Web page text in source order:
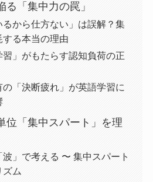
る「集中力の罠」
るから仕方ない」は誤解？集
る本当の理由
習」がもたらす認知負荷の正
「決断疲れ」が英語学習に
位「集中スパート」を理
」で考える 〜 集中スパート
ズム